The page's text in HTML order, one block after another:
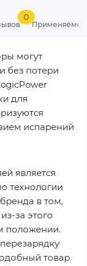
0
могут
без потери
для
испарений
является
технологии
в том,
за этого
положении.
товар